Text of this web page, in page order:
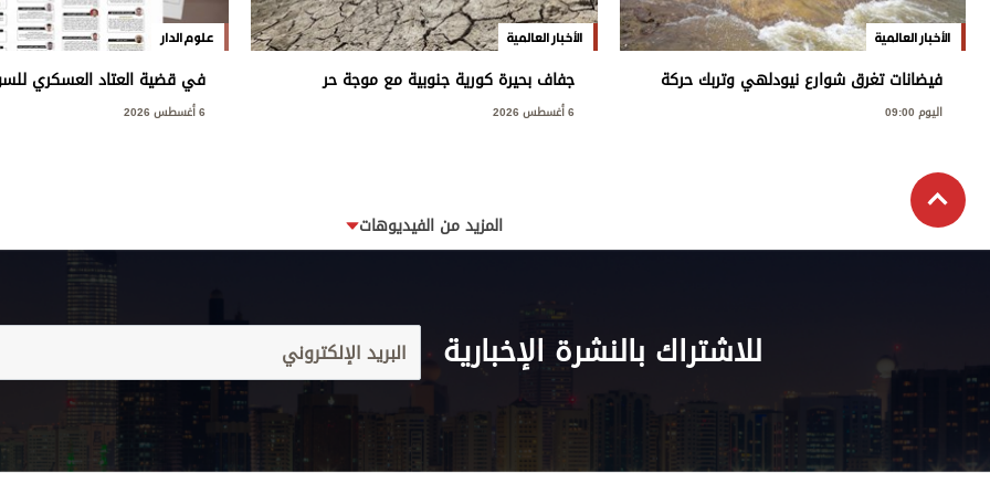
الأخبار العالمية
فيضانات تغرق شوارع نيودلهي وتربك حركة
المرور
اليوم 09:00
الأخبار العالمية
جفاف بحيرة كورية جنوبية مع موجة حر
قياسية
6 أغسطس 2026
علوم الدار
في قضية العتاد العسكري
العامة: مخطط إجرامي
بسيادة الدولة 6 أغسطس 2026
المزيد من الفيديوهات
للاشتراك بالنشرة الإخبارية